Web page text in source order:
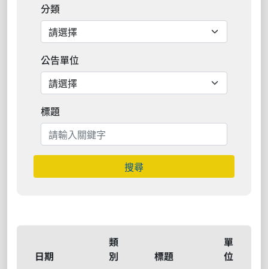
分類
公告單位
標題
搜尋
日期
類
別
標題
單
位